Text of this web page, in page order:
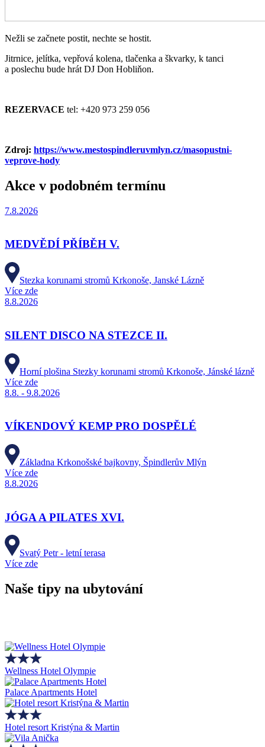
Nežli se začnete postit, nechte se hostit.
Jitrnice, jelítka, vepřová kolena, tlačenka a škvarky, k tanci
a poslechu bude hrát DJ Don Hobliňon.
REZERVACE tel: +420 973 259 056
Zdroj: https://www.mestospindleruvmlyn.cz/masopustni-
veprove-hody
Akce v podobném termínu
7.8.2026
MEDVĚDÍ PŘÍBĚH V.
Stezka korunami stromů Krkonoše, Janské Lázně
Více zde
8.8.2026
SILENT DISCO NA STEZCE II.
Horní plošina Stezky korunami stromů Krkonoše, Jánské lázně
Více zde
8.8. - 9.8.2026
VÍKENDOVÝ KEMP PRO DOSPĚLÉ
Základna Krkonošské bajkovny, Špindlerův Mlýn
Více zde
8.8.2026
JÓGA A PILATES XVI.
Svatý Petr - letní terasa
Více zde
Naše tipy na ubytování
Wellness Hotel Olympie
Palace Apartments Hotel
Hotel resort Kristýna & Martin